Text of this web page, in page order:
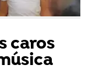
caros